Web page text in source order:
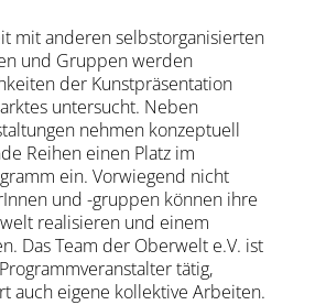
mit anderen selbstorganisierten
und Gruppen werden
der Kunstpräsentation
untersucht. Neben
nehmen konzeptuell
Reihen einen Platz im
ein. Vorwiegend nicht
und -gruppen können ihre
realisieren und einem
Das Team der Oberwelt e.V. ist
tätig,
auch eigene kollektive Arbeiten.